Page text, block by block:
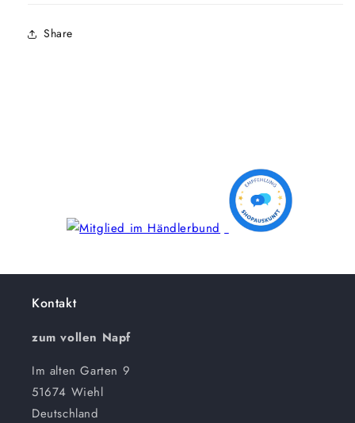
Share
Kontakt
zum vollen Napf
Im alten Garten 9
51674 Wiehl
Deutschland